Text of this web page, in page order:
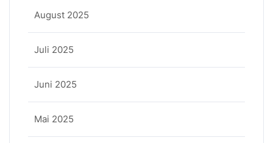
August 2025
Juli 2025
Juni 2025
Mai 2025